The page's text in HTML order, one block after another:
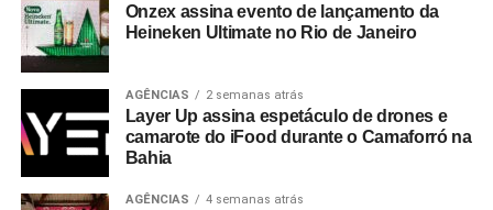
Onzex assina evento de lançamento da
Heineken Ultimate no Rio de Janeiro
AGÊNCIAS 2 semanas atrás
Layer Up assina espetáculo de drones e
camarote do iFood durante o Camaforró na
Bahia
AGÊNCIAS 4 semanas atrás